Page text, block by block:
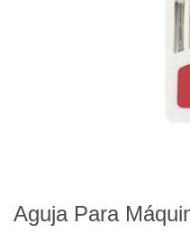
Aguja Para